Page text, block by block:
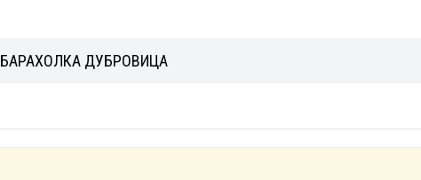
БАРАХОЛКА ДУБРОВИЦА